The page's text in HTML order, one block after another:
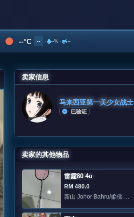
--°C -- · --% · --
卖家信息
马来西亚第一美少女战士
已验证
卖家的其他物品
雷霆80 4u
RM 480.0
新山 Johor Bahru/柔佛 Area: Jb Skudai /sutera/eco botani